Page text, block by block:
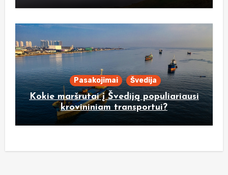
Pasakojimai Švedija
Kokie maršrutai į Švediją populiariausi
krovininiam transportui?